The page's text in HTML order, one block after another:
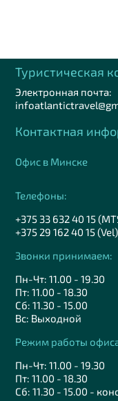
Туристическая
Электронная почта:
Контактная
Офис в Минске
Телефоны:
+375 33 632 40 15
+375 29 162 40 15 (Vel)
Звонки принимаем:
Пн-Чт: 11.00 - 19.30
Пт: 11.00 - 18.30
Сб: 11.30 - 15.00
Вс: Выходной
Режим работы
Пн-Чт: 11.00 - 19.30
Пт: 11.00 - 18.30
Сб: 11.30 - 15.00 -